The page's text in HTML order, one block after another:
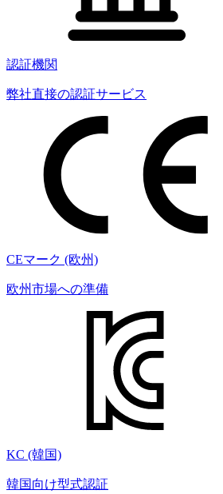
認証機関
弊社直接の認証サービス
CEマーク (欧州)
欧州市場への準備
KC (韓国)
韓国向け型式認証